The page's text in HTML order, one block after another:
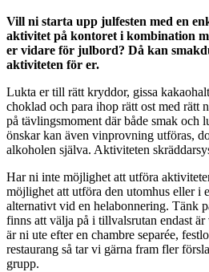
Vill ni starta upp julfesten med en
aktivitet på kontoret i kombination
er vidare för julbord? Då kan
aktiviteten för er.
Lukta er till rätt kryddor, gissa
choklad och para ihop rätt ost med rätt
på tävlingsmoment där både smak och
önskar kan även vinprovning utföras,
alkoholen själva. Aktiviteten
Har ni inte möjlighet att utföra
möjlighet att utföra den utomhus eller i
alternativt vid en helabonnering. Tänk
finns att välja på i tillvalsrutan endast är
är ni ute efter en chambre separée,
restaurang så tar vi gärna fram fler
grupp.